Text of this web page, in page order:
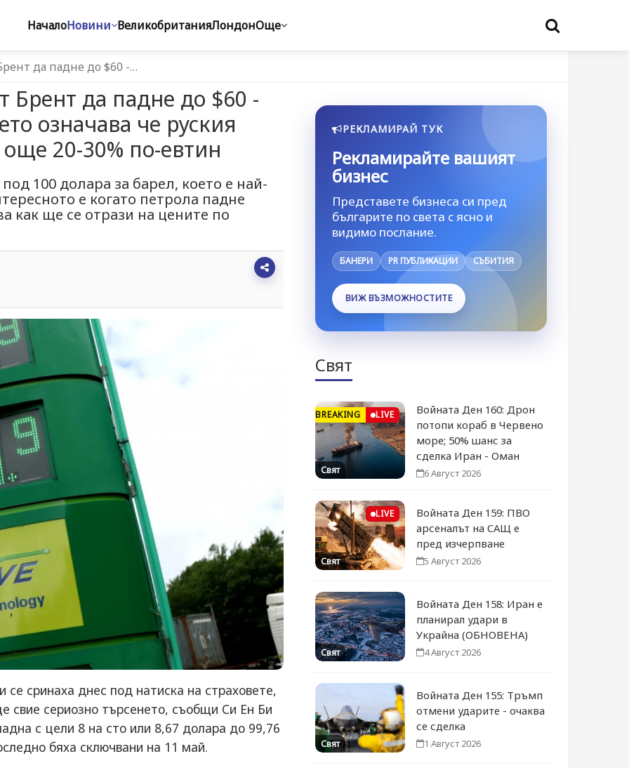
НачалоНовини ВеликобританияЛондонОще
да падне до $60 -…
Брент да падне до $60 -
означава че руския
20-30% по-евтин
100 долара за барел, което е най-
е когато петрола падне
как ще се отрази на цените по
сринаха днес под натиска на страховете,
свие сериозно търсенето, съобщи Си Ен Би
с цели 8 на сто или 8,67 долара до 99,76
бяха сключвани на 11 май.
РЕКЛАМИРАЙ ТУК
Рекламирайте вашият
бизнес
Представете бизнеса си пред
българите по света с ясно и
видимо послание.
БАНЕРИ PR ПУБЛИКАЦИИ СЪБИТИЯ
ВИЖ ВЪЗМОЖНОСТИТЕ
Свят
BREAKING LIVE
Свят
Войната Ден 160: Дрон
потопи кораб в Червено
море; 50% шанс за
сделка Иран - Оман
6 Август 2026
LIVE
Свят
Войната Ден 159: ПВО
арсеналът на САЩ е
пред изчерпване
5 Август 2026
Свят
Войната Ден 158: Иран е
планирал удари в
Украйна (ОБНОВЕНА)
4 Август 2026
Свят
Войната Ден 155: Тръмп
отмени ударите - очаква
се сделка
1 Август 2026